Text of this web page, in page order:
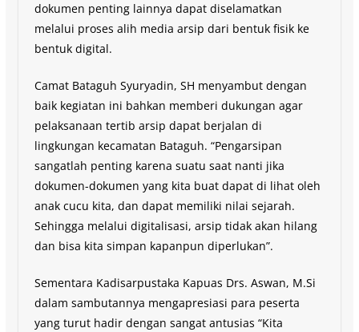
dokumen penting lainnya dapat diselamatkan
melalui proses alih media arsip dari bentuk fisik ke
bentuk digital.
Camat Bataguh Syuryadin, SH menyambut dengan
baik kegiatan ini bahkan memberi dukungan agar
pelaksanaan tertib arsip dapat berjalan di
lingkungan kecamatan Bataguh. “Pengarsipan
sangatlah penting karena suatu saat nanti jika
dokumen-dokumen yang kita buat dapat di lihat oleh
anak cucu kita, dan dapat memiliki nilai sejarah.
Sehingga melalui digitalisasi, arsip tidak akan hilang
dan bisa kita simpan kapanpun diperlukan”.
Sementara Kadisarpustaka Kapuas Drs. Aswan, M.Si
dalam sambutannya mengapresiasi para peserta
yang turut hadir dengan sangat antusias “Kita